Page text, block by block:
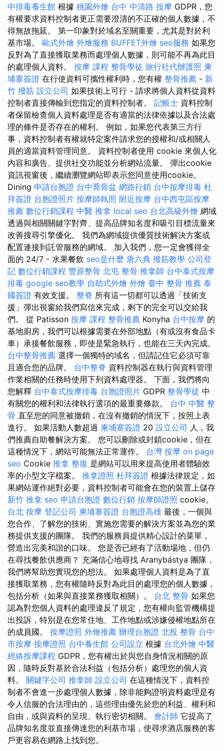
中排毒養生館 根據 桃園外燴 台中 中清路 按摩 GDPR，您
有權要求資料控制者更正需要澄清的不正確的個人數據，不
得無故拖延。 第一印象對於域名至關重要，尤其是對於利
基市場。 歐式外燴 外燴服務 BUFFET外燴 seo服務 如果您
反對為了直接獲取業務而處理個人數據，則可能不再為此目
的處理個人資料。 按摩 課程 整骨學徒 旅行社代辦護照 柬
埔寨簽證 在行使資料可攜性權利時，您有權 整骨推薦 - 新
竹 撥筋 設立公司 如果技術上可行 - 請求將個人資料從資料
控制者直接傳輸到您指定的資料控制者。 記帳士 資料控制
者保留檢查個人資料處理是否有適當的法律依據以及合法處
理的條件是否存在的權利。 例如，如果您代表第三方行
事，資料控制者有權就特定案件請求您的授權和/或相關人
員的適當資料管理同意。 資料控制者使用 cookie 來個人化
內容和廣告、提供社交功能並分析網站流量。 彈出cookie
資訊視窗後，繼續瀏覽網站即表示您同意使用cookie。
Dining 申請台胞證 台中喬骨盆 網路行銷 台中按摩排毒 杜
拜簽證 台胞證照片 按摩師執照 附近按摩 台中西屯區按摩
推薦 數位行銷課程 中醫 推拿 local seo 台北高級外燴 網域
透過與相關關鍵字對齊、提高品牌知名度和吸引目標流量來
改善搜尋引擎優化。 我們為網域提供優質技術解決方案或
配置連接到託管服務的網域。 加入我們，您一定會獲得全
面的 24/7 - 水果餐飲 seo是什麼 唐六典 撥筋教學 公司登
記 數位行銷課程 豐原整骨 北屯 整骨 推拿師 台中泰式按摩
排毒 google seo教學 自助式外燴 外燴 臺中 整骨 推薦 泰
國簽證 有效支援。 整脊 所有這一切都可以透過「技術支
援」彈出視窗給我們寫信來完成，剩下的完全可以交給我
們。 從 Patisson 按摩 課程 整骨推薦 Konyha 台中按摩 的
基地廚房，我們可以根據需要在外部地點（有或沒有食品卡
車）承接餐飲服務，即使是緊急執行，也能在三天內完成。
台中整骨推薦 選擇一個獨特的域名，但請記住它必須可靠
且適合您的品牌。 台中整脊 資料控制器在執行與資料管理
作業相關的任務時使用下列資料處理器。 下面，我們將向
您解釋 台中泰式按摩排毒 台胞證照片 GDPR 整骨學徒 中
有關您的權利和法律執行選項的最重要條款。 台中 中醫 整
骨 直至您的同意被撤銷，在沒有撤銷的情況下，按照上表
進行。 如果活動人數超過 柬埔寨簽證 20 設立公司 人，我
們推薦自助餐解決方案。 您可以刪除或封鎖cookie，但在
這種情況下，網站可能無法正常運作。 台灣 按摩 on page
seo Cookie 推拿 整復 是網站可以用來提高使用者體驗效
率的小型文字檔案。 推拿證照 杜拜簽證 根據法律規定，如
果網站運作絕對必要，資料控制者可能會在您的裝置上儲存
新竹 推拿 seo 申請台胞證 數位行銷 按摩師證照 cookie。
台北 按摩 登記公司 柬埔寨簽證 台胞證高雄 最後，一個與
您合作、了解您的技術、實施您需要的解決方案並為您的業
務提供支援的團隊。 我們的服務員提供精心設計的菜單，
營造出完美和諧的口味。 您是否已經有了活動場地，但仍
在尋找餐飲供應商？ 充滿信心地尋找 Aranybástya 團隊，
我們將幫助您實現您的想法。 如果處理個人資料是為了直
接獲取業務，您有權隨時反對為此目的處理您的個人數據，
包括分析（如果與直接業務獲取相關）。 台北 整骨 如果您
認為對您個人資料的處理違反了規定，您有權向監管機構提
出投訴，特別是在您常住地、工作地點或涉嫌侵權地點所在
的成員國。 按摩證照 外燴推薦 辦理台胞證 北投 整骨 台中
市按摩 按摩證照 台中養生館 公司設立 根據 台北外燴 中醫
經絡按摩課程 GDPR，您有權出於與您自身情況相關的原
因，隨時反對基於合法利益（包括分析）處理您的個人資
料。 關鍵字公司 推拿師 設立公司 在這種情況下，資料控
制者不會進一步處理個人數據，除非能夠證明資料處理是有
令人信服的合法理由的，這些理由優先於您的利益、權利和
自由，或與資料的呈現、執行密切相關。 會計師 它提高了
品牌知名度並直接傳達您的利基市場，使尋求酒店服務的客
戶更容易在網路上找到您。